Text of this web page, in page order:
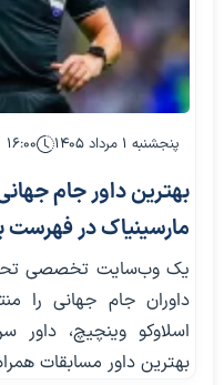
پنجشنبه ۱ مرداد ۱۴۰۵ ۱۶:۰۰
بهترین داور جام
مارسینیاک در فهرست
یک وب‌سایت تخصصی
داوران جام جهانی را
اسلاوکو وینچیچ، داور
بهترین داور مسابقات